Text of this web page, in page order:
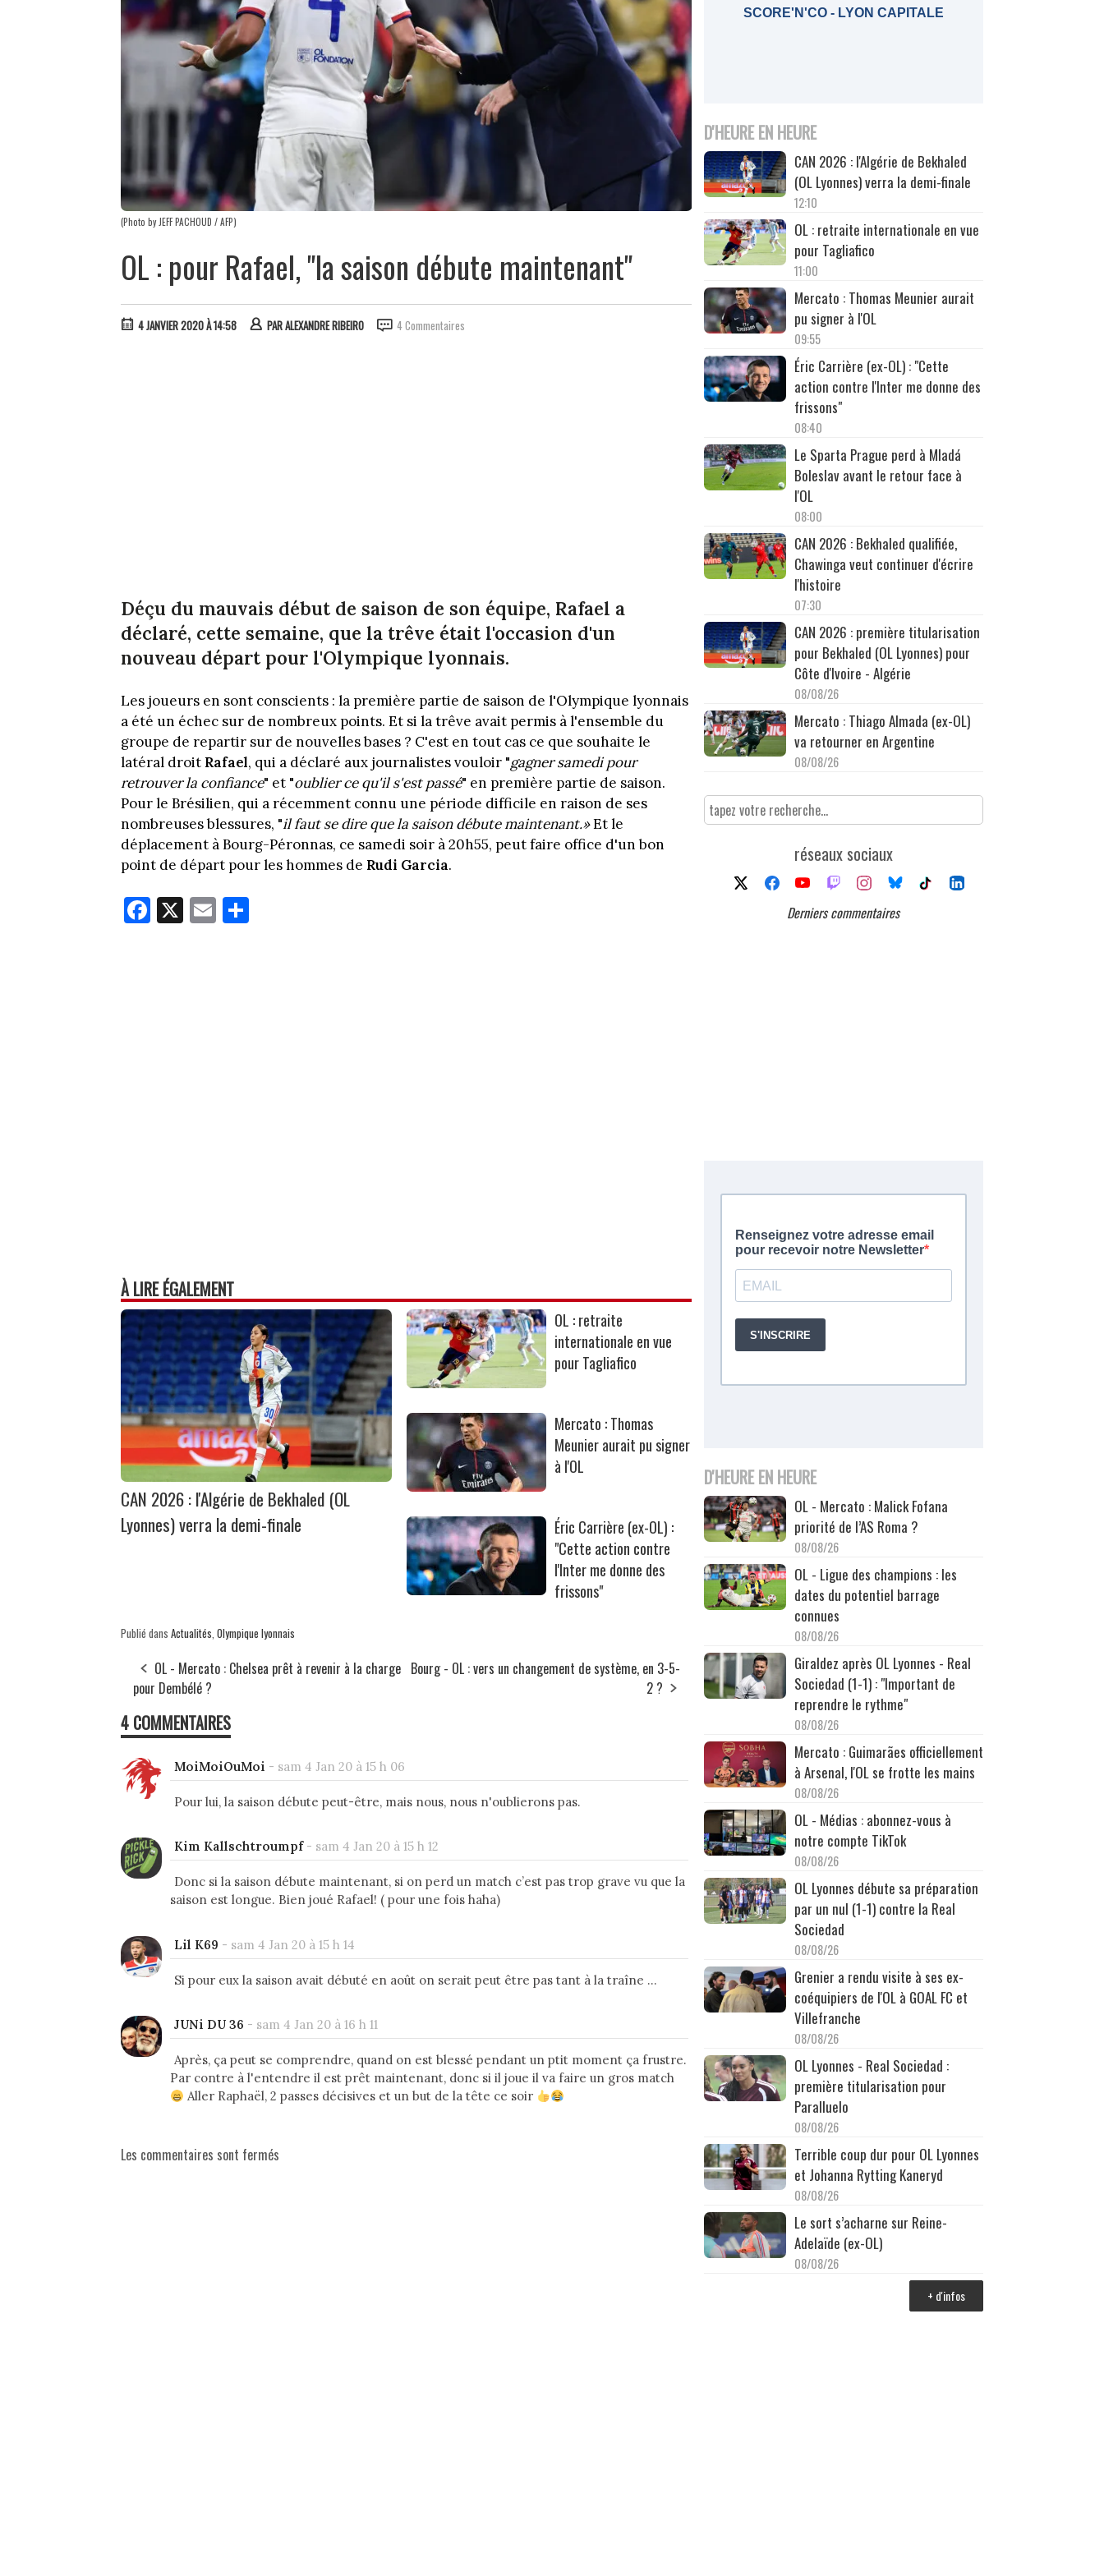
(Photo by JEFF PACHOUD / AFP)
OL : pour Rafael, "la saison débute maintenant"
4 JANVIER 2020 À 14:58 PARALEXANDRE RIBEIRO 4 Commentaires
Déçu du mauvais début de saison de son équipe, Rafael a
déclaré, cette semaine, que la trêve était l'occasion d'un
nouveau départ pour l'Olympique lyonnais.
Les joueurs en sont conscients : la première partie de saison de l'Olympique lyonnais
a été un échec sur de nombreux points. Et si la trêve avait permis à l'ensemble du
groupe de repartir sur de nouvelles bases ? C'est en tout cas ce que souhaite le
latéral droit Rafael, qui a déclaré aux journalistes vouloir "gagner samedi pour
retrouver la confiance" et "oublier ce qu'il s'est passé" en première partie de saison.
Pour le Brésilien, qui a récemment connu une période difficile en raison de ses
nombreuses blessures, "il faut se dire que la saison débute maintenant.»Et le
déplacement à Bourg-Péronnas, ce samedi soir à 20h55, peut faire office d'un bon
point de départ pour les hommes de Rudi Garcia.
Fa
ce
X E
m
À LIRE ÉGALEMENT
CAN 2026 : l'Algérie de Bekhaled (OL
Lyonnes) verra la demi-finale
OL : retraite
internationale en vue
pour Tagliafico
Mercato : Thomas
Meunier aurait pu signer
à l'OL
Éric Carrière (ex-OL) :
"Cette action contre
l'Inter me donne des
frissons"
Publié dans Actualités Olympique lyonnais
OL - Mercato : Chelsea prêt à revenir à la charge
pour Dembélé ?
Bourg - OL : vers un changement de système, en 3-5-
2 ?
4 COMMENTAIRES
MoiMoiOuMoi - sam 4 Jan 20 à 15 h 06
Pour lui, la saison débute peut-être, mais nous, nous n'oublierons pas.
Kim Kallschtroumpf- sam 4 Jan 20 à 15 h 12
Donc si la saison débute maintenant, si on perd un match c’est pas trop grave vu que la
saison est longue. Bien joué Rafael! ( pour une fois haha)
Lil K69 - sam 4 Jan 20 à 15 h 14
Si pour eux la saison avait débuté en août on serait peut être pas tant à la traîne ...
JUNi DU 36 - sam 4 Jan 20 à 16 h 11
Après, ça peut se comprendre, quand on est blessé pendant un ptit moment ça frustre.
Par contre à l'entendre il est prêt maintenant, donc si il joue il va faire un gros match
Aller Raphaël, 2 passes décisives et un but de la tête ce soir
Les commentaires sont fermés
SCORE'N'CO - LYON CAPITALE
D'HEURE EN HEURE
CAN 2026 : l'Algérie de Bekhaled
(OL Lyonnes) verra la demi-finale
12:10
OL : retraite internationale en vue
pour Tagliafico
11:00
Mercato : Thomas Meunier aurait
pu signer à l'OL
09:55
Éric Carrière (ex-OL) : "Cette
action contre l'Inter me donne des
frissons"
08:40
Le Sparta Prague perd à Mladá
Boleslav avant le retour face à
l'OL
08:00
CAN 2026 : Bekhaled qualifiée,
Chawinga veut continuer d'écrire
l'histoire
07:30
CAN 2026 : première titularisation
pour Bekhaled (OL Lyonnes) pour
Côte d'Ivoire - Algérie
08/08/26
Mercato : Thiago Almada (ex-OL)
va retourner en Argentine
08/08/26
réseaux sociaux
Derniers commentaires
D'HEURE EN HEURE
OL - Mercato : Malick Fofana
priorité de l’AS Roma ?
08/08/26
OL - Ligue des champions : les
dates du potentiel barrage
connues
08/08/26
Giraldez après OL Lyonnes - Real
Sociedad (1-1) : "Important de
reprendre le rythme"
08/08/26
Mercato : Guimarães officiellement
à Arsenal, l'OL se frotte les mains
08/08/26
OL - Médias : abonnez-vous à
notre compte TikTok
08/08/26
OL Lyonnes débute sa préparation
par un nul (1-1) contre la Real
Sociedad
08/08/26
Grenier a rendu visite à ses ex-
coéquipiers de l'OL à GOAL FC et
Villefranche
08/08/26
OL Lyonnes - Real Sociedad :
première titularisation pour
Paralluelo
08/08/26
Terrible coup dur pour OL Lyonnes
et Johanna Rytting Kaneryd
08/08/26
Le sort s’acharne sur Reine-
Adelaïde (ex-OL)
08/08/26
+ d'infos